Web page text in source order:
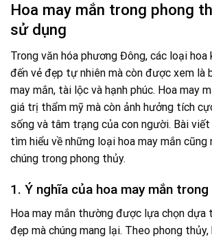
Hoa may mắn trong phong
sử dụng
Trong văn hóa phương Đông, các loại hoa
đến vẻ đẹp tự nhiên mà còn được xem là
may mắn, tài lộc và hạnh phúc. Hoa may
giá trị thẩm mỹ mà còn ảnh hưởng tích
sống và tâm trạng của con người. Bài
tìm hiểu về những loại hoa may mắn
chúng trong phong thủy.
1. Ý nghĩa của hoa may mắn
Hoa may mắn thường được lựa chọn dựa
đẹp mà chúng mang lại. Theo phong thủy,